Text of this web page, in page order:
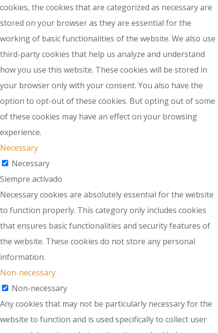
cookies, the cookies that are categorized as necessary are
stored on your browser as they are essential for the
working of basic functionalities of the website. We also use
third-party cookies that help us analyze and understand
how you use this website. These cookies will be stored in
your browser only with your consent. You also have the
option to opt-out of these cookies. But opting out of some
of these cookies may have an effect on your browsing
experience.
Necessary
Necessary
Siempre activado
Necessary cookies are absolutely essential for the website
to function properly. This category only includes cookies
that ensures basic functionalities and security features of
the website. These cookies do not store any personal
information.
Non-necessary
Non-necessary
Any cookies that may not be particularly necessary for the
website to function and is used specifically to collect user